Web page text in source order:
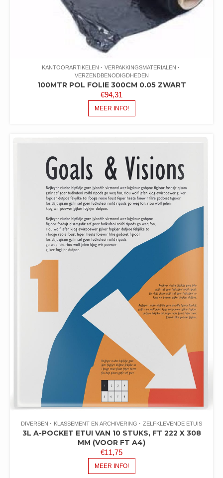
KANTOORARTIKELEN
VERPAKKINGSMATERIALEN
VERZENDBENODIGDHEDEN
100MTR POL FOLIE 300CM 0.05 ZWART
€94,31
MEER INFO!
DIVERSEN KLASSEMENT EN ARCHIVERING ZELFKLEVENDE ETUIS
3L A-POCKET ETUI VAN 10 STUKS, FT 222 X 308
MM (VOOR FT A4)
€11,75
MEER INFO!